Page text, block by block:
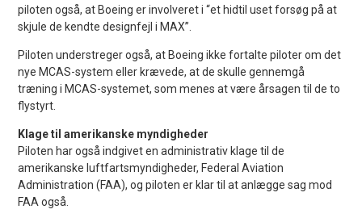
piloten også, at Boeing er involveret i “et hidtil uset forsøg på at
skjule de kendte designfejl i MAX”.
Piloten understreger også, at Boeing ikke fortalte piloter om det
nye MCAS-system eller krævede, at de skulle gennemgå
træning i MCAS-systemet, som menes at være årsagen til de to
flystyrt.
Klage til amerikanske myndigheder
Piloten har også indgivet en administrativ klage til de
amerikanske luftfartsmyndigheder, Federal Aviation
Administration (FAA), og piloten er klar til at anlægge sag mod
FAA også.